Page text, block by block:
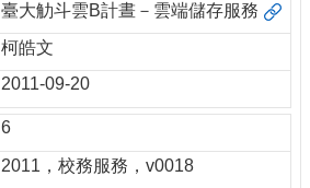
臺大觔斗雲B計晝－雲端儲存服務
柯皓文
2011-09-20
6
2011，校務服務，v0018